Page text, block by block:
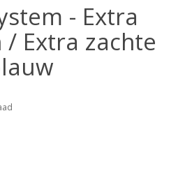
- Extra
Extra zachte